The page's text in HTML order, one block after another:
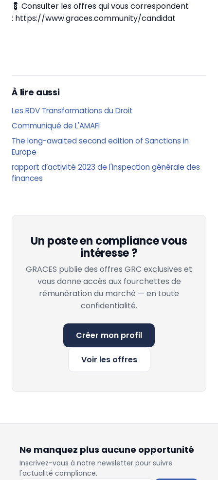
💈 Consulter les offres qui vous correspondent
: https://www.graces.community/candidat
À lire aussi
Les RDV Transformations du Droit
Communiqué de L'AMAFI
The long-awaited second edition of Sanctions in
Europe
rapport d’activité 2023 de l'Inspection générale des
finances
Un poste en compliance vous
intéresse ?
GRACES publie des offres GRC exclusives et
vous donne accès aux fourchettes de
rémunération du marché — en toute
confidentialité.
Créer mon profil
Voir les offres
Ne manquez plus aucune opportunité
Inscrivez-vous à notre newsletter pour suivre
l'actualité compliance.